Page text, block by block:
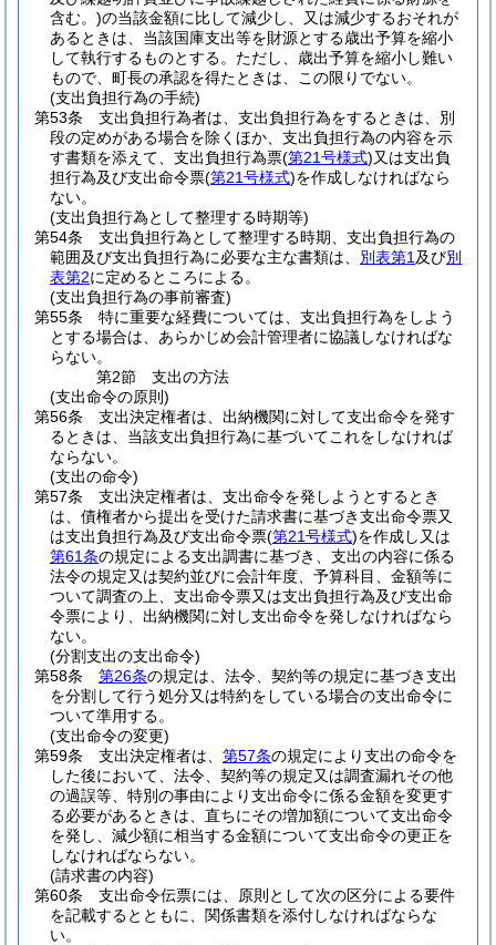
含む。)の当該金額に比して減少し、又は減少するおそれが
あるときは、当該国庫支出等を財源とする歳出予算を縮小
して執行するものとする。 ただし、歳出予算を縮小し難い
もので、町長の承認を得たときは、この限りでない。
(支出負担行為の手続)
第53条
支出負担行為者は、支出負担行為をするときは、別
段の定めがある場合を除くほか、支出負担行為の内容を示
す書類を添えて、支出負担行為票(第21号様式)又は支出負
担行為及び支出命令票(第21号様式)を作成しなければなら
ない。
(支出負担行為として整理する時期等)
第54条
支出負担行為として整理する時期、支出負担行為の
範囲及び支出負担行為に必要な主な書類は、 別表第1 及び別
表第2に定めるところによる。
(支出負担行為の事前審査)
第55条
特に重要な経費については、支出負担行為をしよう
とする場合は、あらかじめ会計管理者に協議しなければな
らない。
第2節
支出の方法
(支出命令の原則)
第56条
支出決定権者は、出納機関に対して支出命令を発す
るときは、当該支出負担行為に基づいてこれをしなければ
ならない。
(支出の命令)
第57条
支出決定権者は、支出命令を発しようとするとき
は、債権者から提出を受けた請求書に基づき支出命令票又
は支出負担行為及び支出命令票(第21号様式)を作成し又は
第61条の規定による支出調書に基づき、支出の内容に係る
法令の規定又は契約並びに会計年度、予算科目、金額等に
ついて調査の上、支出命令票又は支出負担行為及び支出命
令票により、出納機関に対し支出命令を発しなければなら
ない。
(分割支出の支出命令)
第58条
第26条の規定は、法令、契約等の規定に基づき支出
を分割して行う処分又は特約をしている場合の支出命令に
ついて準用する。
(支出命令の変更)
第59条
支出決定権者は、 第57条の規定により支出の命令を
した後において、法令、契約等の規定又は調査漏れその他
の過誤等、特別の事由により支出命令に係る金額を変更す
る必要があるときは、直ちにその増加額について支出命令
を発し、減少額に相当する金額について支出命令の更正を
しなければならない。
(請求書の内容)
第60条
支出命令伝票には、原則として次の区分による要件
を記載するとともに、関係書類を添付しなければならな
い。